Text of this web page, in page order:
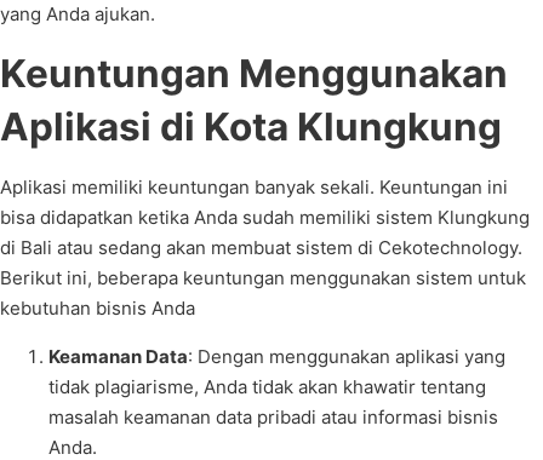
yang Anda ajukan.
Keuntungan Menggunakan
Aplikasi di Kota Klungkung
Aplikasi memiliki keuntungan banyak sekali. Keuntungan ini
bisa didapatkan ketika Anda sudah memiliki sistem Klungkung
di Bali atau sedang akan membuat sistem di Cekotechnology.
Berikut ini, beberapa keuntungan menggunakan sistem untuk
kebutuhan bisnis Anda
Keamanan Data: Dengan menggunakan aplikasi yang
tidak plagiarisme, Anda tidak akan khawatir tentang
masalah keamanan data pribadi atau informasi bisnis
Anda.